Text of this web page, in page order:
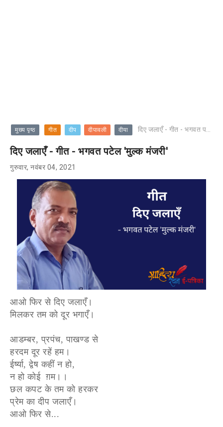
मुख्य पृष्ठ गीत दीप दीपावली दीया दिए जलाएँ - गीत - भगवत पटेल 'मुल्क मंजरी'
दिए जलाएँ - गीत - भगवत पटेल 'मुल्क मंजरी'
गुरुवार, नवंबर 04, 2021
आओ फिर से दिए जलाएँ।
मिलकर तम को दूर भगाएँ।
आडम्बर, प्रपंच, पाखण्ड से
हरदम दूर रहें हम।
ईर्ष्या, द्वेष कहीं न हो,
न हो कोई ग़म।।
छल कपट के तम को हरकर
प्रेम का दीप जलाएँ।
आओ फिर से...